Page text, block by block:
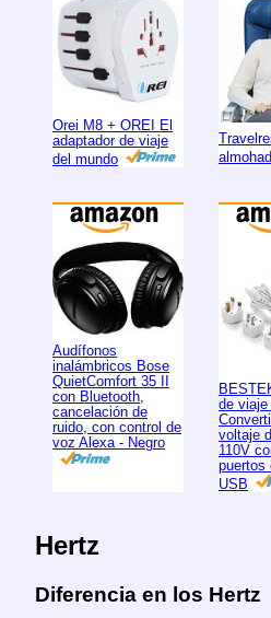
Orei M8 + OREI El
adaptador de viaje
del mundo
Audífonos
inalámbricos Bose
QuietComfort 35 II
con Bluetooth,
cancelación de
ruido, con control de
voz Alexa - Negro
de viaje
voltaje
110V
puertos
USB
Hertz
Diferencia en los Hertz